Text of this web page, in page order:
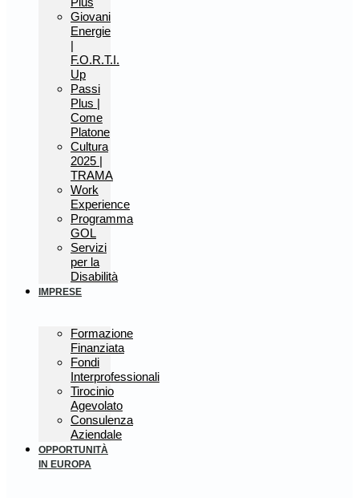
Giovani
Energie
|
F.O.R.T.I.
Up
Passi
Plus |
Come
Platone
Cultura
2025 |
TRAMA
Work
Experience
Programma
GOL
Servizi
per la
Disabilità
IMPRESE
Formazione
Finanziata
Fondi
Interprofessionali
Tirocinio
Agevolato
Consulenza
Aziendale
OPPORTUNITÀ
IN EUROPA